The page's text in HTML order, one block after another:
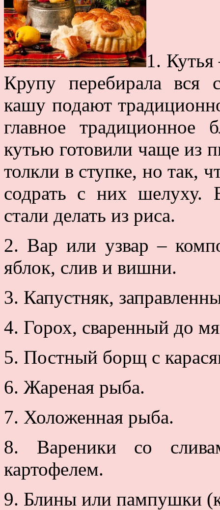
1.
Крупу перебирала вся
кашу подают
главное традиционное
кутью готовили чаще из
толкли в ступке, но так,
содрать с них шелуху.
стали делать из риса.
2. Вар или узвар –
яблок, слив и вишни.
3. Капустняк,
4. Горох, сваренный до
5. Постный борщ с
6. Жареная рыба.
7. Холоженная рыба.
8. Вареники со
картофелем.
9. Блины или пампушки